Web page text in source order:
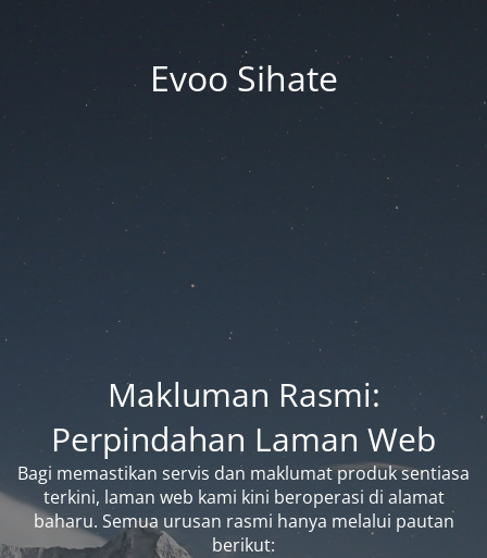
Evoo Sihate
Makluman Rasmi:
Perpindahan Laman Web
Bagi memastikan servis dan maklumat produk sentiasa
terkini, laman web kami kini beroperasi di alamat
baharu. Semua urusan rasmi hanya melalui pautan
berikut: